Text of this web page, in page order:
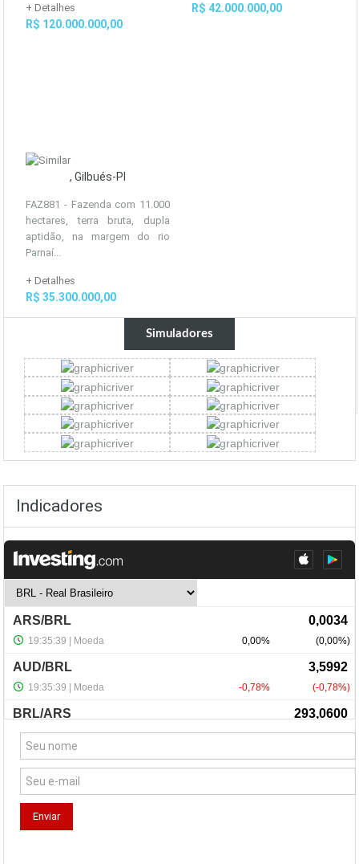
+ Detalhes
R$ 120.000.000,00
R$ 42.000.000,00
, Gilbués-PI
FAZ881 - Fazenda com 11.000
hectares, terra bruta, dupla
aptidão, na margem do rio
Parnaí...
+ Detalhes
R$ 35.300.000,00
Simuladores
Indicadores
NewsLetter